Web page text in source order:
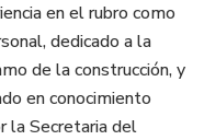
en el rubro como
dedicado a la
de la construcción, y
en conocimiento
la Secretaria del